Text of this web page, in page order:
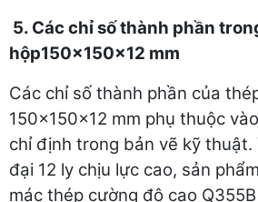
5. Các chỉ số thành phần
hộp150x150x12 mm
Các chỉ số thành phần của
150x150x12 mm phụ thuộc
chỉ định trong bản vẽ kỹ thuật.
đại 12 ly chịu lực cao, sản
mác thép cường độ cao